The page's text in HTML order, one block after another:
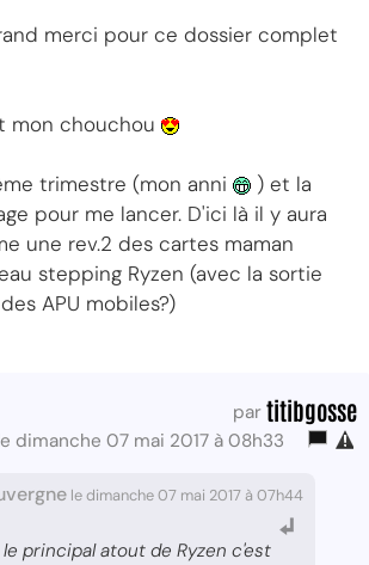
merci pour ce dossier complet
mon chouchou
trimestre (mon anni
) et la
pour me lancer. D'ici là il y aura
une rev.2 des cartes maman
stepping Ryzen (avec la sortie
APU mobiles?)
par titibgosse
dimanche 07 mai 2017 à 08h33
le dimanche 07 mai 2017 à 07h44
principal atout de Ryzen c'est